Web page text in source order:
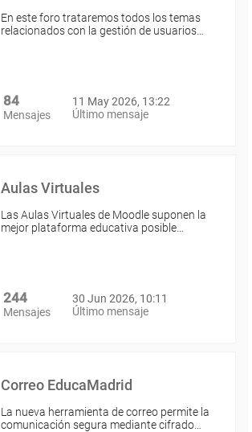
En este foro trataremos todos los temas
relacionados con la gestión de usuarios…
84
Mensajes
11 May 2026, 13:22
Último mensaje
Aulas Virtuales
Las Aulas Virtuales de Moodle suponen la
mejor plataforma educativa posible…
244
Mensajes
30 Jun 2026, 10:11
Último mensaje
Correo EducaMadrid
La nueva herramienta de correo permite la
comunicación segura mediante cifrado…